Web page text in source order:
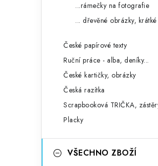
...rámečky na fotografie
... dřevěné obrázky, krátké
České papírové texty
Ruční práce - alba, deníky...
České kartičky, obrázky
Česká razítka
Scrapbooková TRIČKA,
Placky
VŠECHNO ZBOŽÍ